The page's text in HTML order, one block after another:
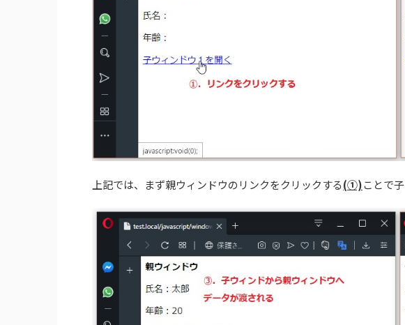
上記では、まず親ウィンドウのリンクをクリックする(①)ことで